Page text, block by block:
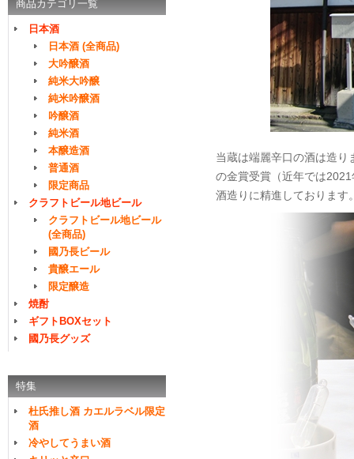
商品カテゴリ一覧
日本酒
日本酒 (全商品)
大吟醸酒
純米大吟醸
純米吟醸酒
吟醸酒
純米酒
本醸造酒
普通酒
限定商品
クラフトビール地ビール
クラフトビール地ビール
(全商品)
國乃長ビール
貴醸エール
限定醸造
焼酎
ギフトBOXセット
國乃長グッズ
特集
杜氏推し酒 カエルラベル限定
酒
冷やしてうまい酒
当蔵は端麗辛口の酒は造
の金賞受賞（近年では
酒造りに精進しております